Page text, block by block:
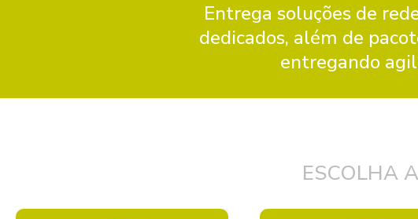
Entrega soluções de
dedicados, além de
entregando
ESCOLHA A